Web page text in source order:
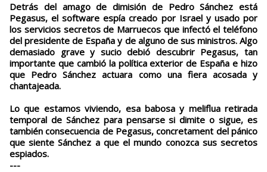
Detrás del amago de dimisión de Pedro Sánchez está
Pegasus, el software espía creado por Israel y usado por
los servicios secretos de Marruecos que infectó el teléfono
del presidente de España y de alguno de sus ministros. Algo
demasiado grave y sucio debió descubrir Pegasus, tan
importante que cambió la política exterior de España e hizo
que Pedro Sánchez actuara como una fiera acosada y
chantajeada.
Lo que estamos viviendo, esa babosa y meliflua retirada
temporal de Sánchez para pensarse si dimite o sigue, es
también consecuencia de Pegasus, concretament del pánico
que siente Sánchez a que el mundo conozca sus secretos
espiados.
---